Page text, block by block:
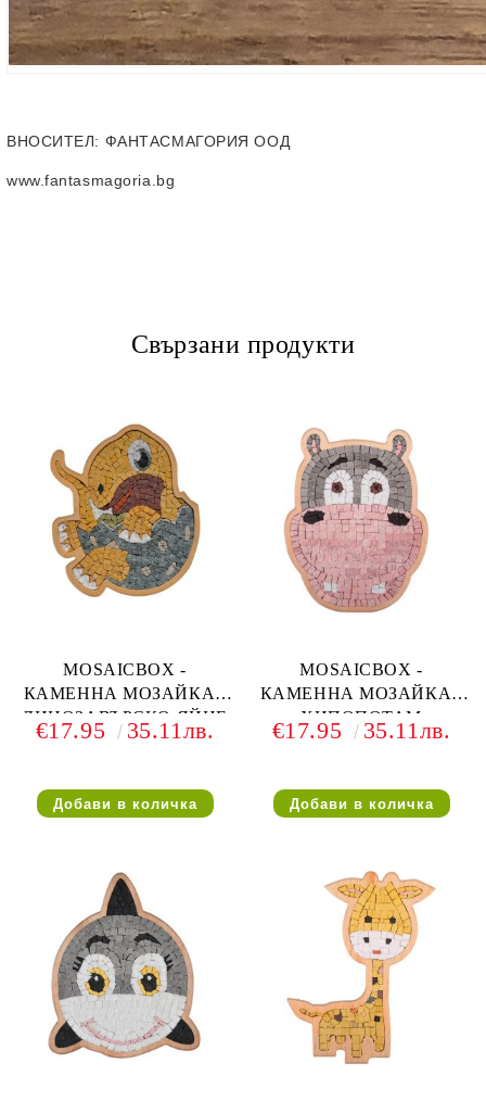
ВНОСИТЕЛ: ФАНТАСМАГОРИЯ ООД
www.fantasmagoria.bg
Свързани продукти
MOSAICBOX -
КАМЕННА МОЗАЙКА -
ДИНОЗАВЪРСКО ЯЙЦЕ
€17.95 35.11лв.
MOSAICBOX -
КАМЕННА МОЗАЙКА -
ХИПОПОТАМ
€17.95 35.11лв.